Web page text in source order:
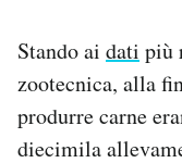
Stando ai dati più
zootecnica, alla
produrre carne
diecimila